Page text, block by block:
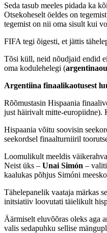
Seda tasub meeles pidada ka
Otsekoheselt öeldes on
tegemist on nii oma sisult kui
FIFA tegi õigesti, et jättis
Tõsi küll, neid nõudjaid endid
oma kodulehelegi (
Argentiina finaalikaotusest
Rõõmustasin Hispaania
just häirivalt mitte-europiidne).
Hispaania võitu soovisin
seekordsel finaalturniiril
Loomulikult meeldis
Neist üks – Unai Simón –
kaalukas põhjus Simóni
Tähelepanelik vaataja märkas
initsiatiiv loovutati täielikult
Äärmiselt eluvõõras oleks aga
valis sedapuhku sellise